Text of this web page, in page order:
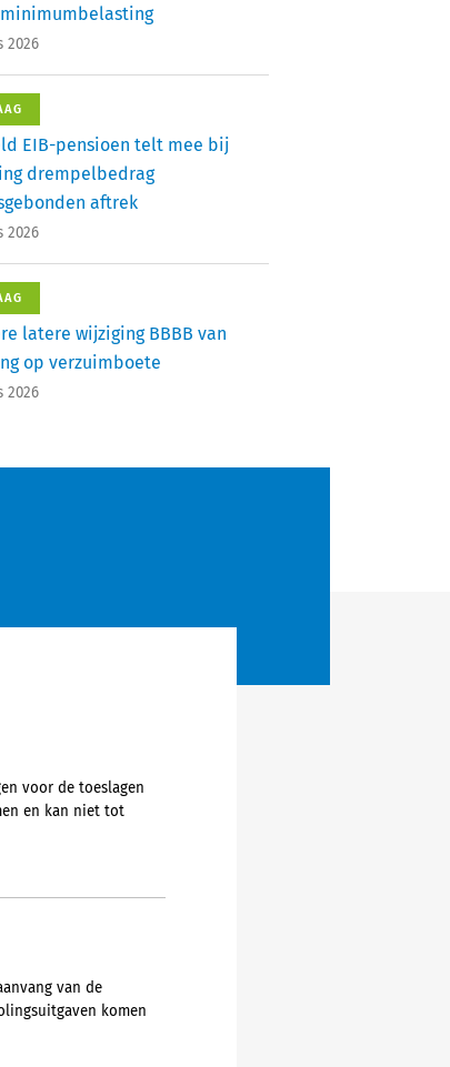
minimumbelasting
2026
EIB-pensioen telt mee bij
drempelbedrag
aftrek
2026
latere wijziging BBBB van
op verzuimboete
2026
voor de toeslagen
en kan niet tot
van de
komen